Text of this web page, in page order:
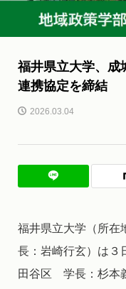
福井県立大学、成
連携協定を締結
2026.03.04
福井県立大学（所
長：岩崎行玄）は３
田谷区 学長：杉本